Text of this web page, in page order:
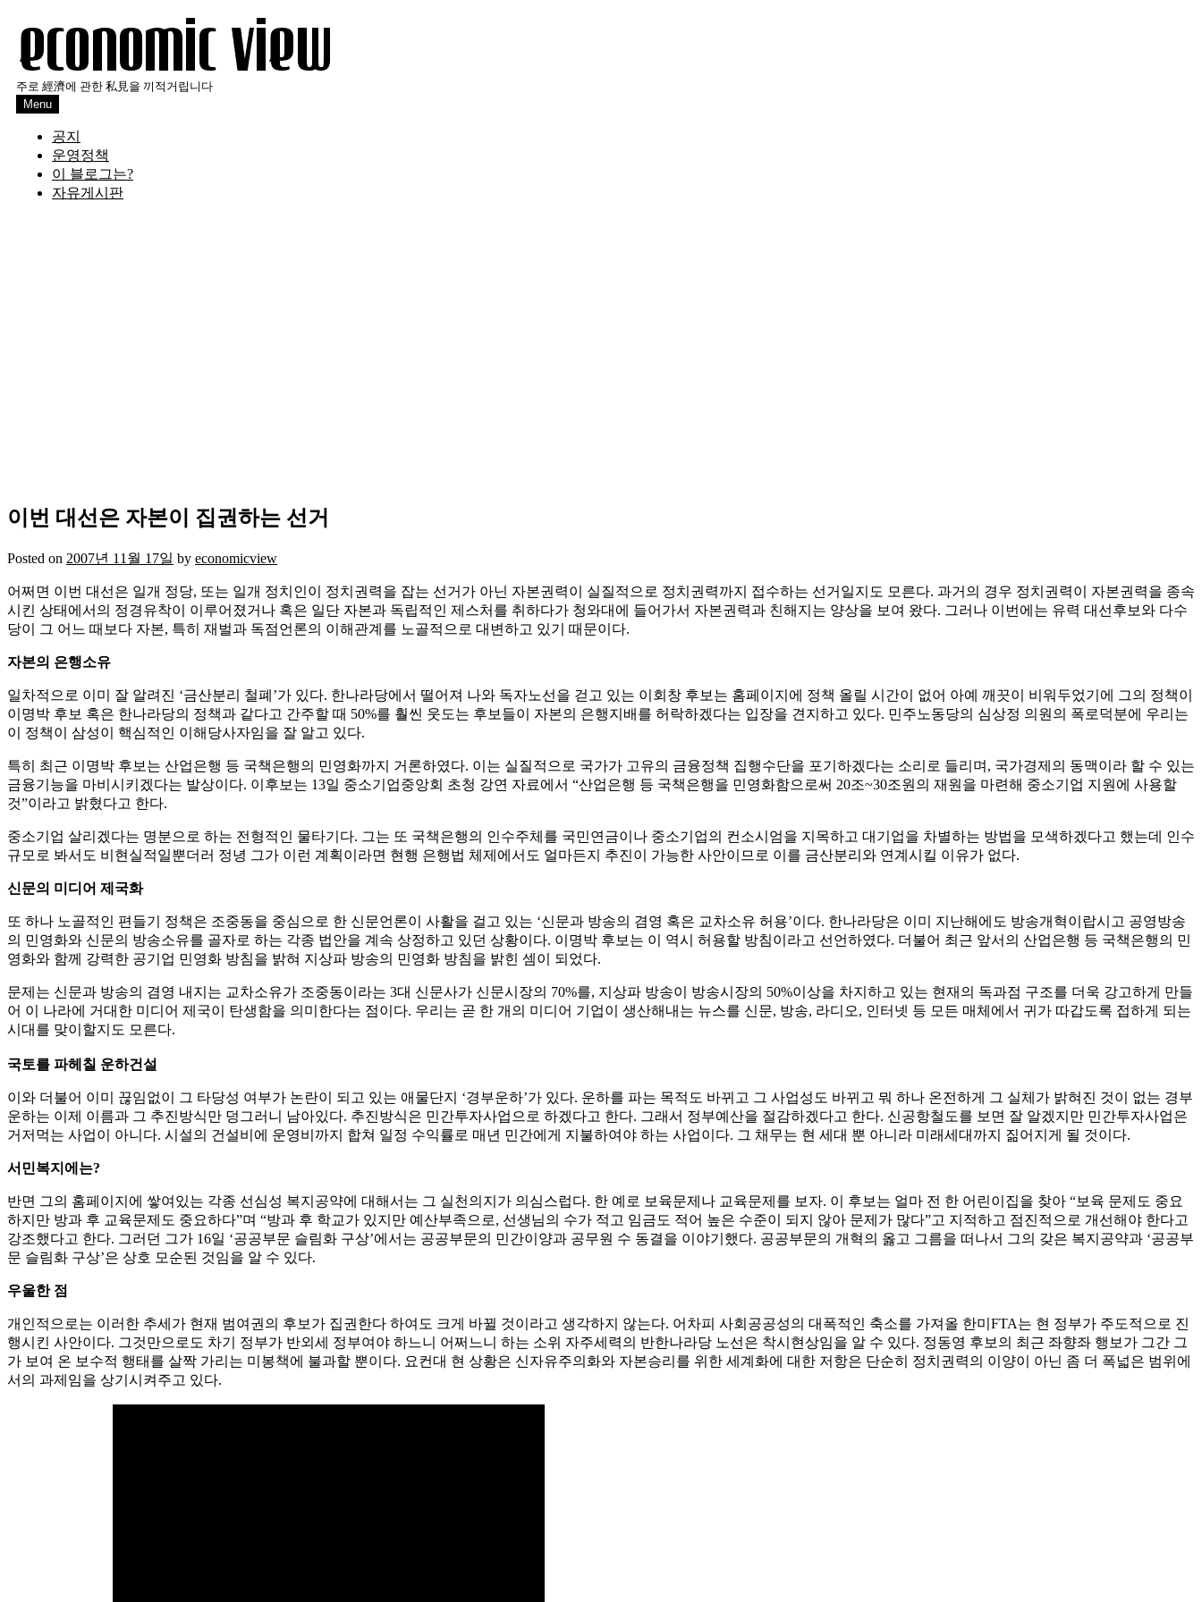
주로 經濟에 관한 私見을 끼적거립니다
Menu
공지
운영정책
이 블로그는?
자유게시판
이번 대선은 자본이 집권하는 선거
Posted on 2007년 11월 17일 by economicview
어쩌면 이번 대선은 일개 정당, 또는 일개 정치인이 정치권력을 잡는 선거가 아닌 자본권력이 실질적으로 정치권력까지 접수하는 선거일지도 모른다. 과거의 경우 정치권력이 자본권력을 종속
시킨 상태에서의 정경유착이 이루어졌거나 혹은 일단 자본과 독립적인 제스처를 취하다가 청와대에 들어가서 자본권력과 친해지는 양상을 보여 왔다. 그러나 이번에는 유력 대선후보와 다수
당이 그 어느 때보다 자본, 특히 재벌과 독점언론의 이해관계를 노골적으로 대변하고 있기 때문이다.
자본의 은행소유
일차적으로 이미 잘 알려진 ‘금산분리 철폐’가 있다. 한나라당에서 떨어져 나와 독자노선을 걷고 있는 이회창 후보는 홈페이지에 정책 올릴 시간이 없어 아예 깨끗이 비워두었기에 그의 정책이
이명박 후보 혹은 한나라당의 정책과 같다고 간주할 때 50%를 훨씬 웃도는 후보들이 자본의 은행지배를 허락하겠다는 입장을 견지하고 있다. 민주노동당의 심상정 의원의 폭로덕분에 우리는
이 정책이 삼성이 핵심적인 이해당사자임을 잘 알고 있다.
특히 최근 이명박 후보는 산업은행 등 국책은행의 민영화까지 거론하였다. 이는 실질적으로 국가가 고유의 금융정책 집행수단을 포기하겠다는 소리로 들리며, 국가경제의 동맥이라 할 수 있는
금융기능을 마비시키겠다는 발상이다. 이후보는 13일 중소기업중앙회 초청 강연 자료에서 “산업은행 등 국책은행을 민영화함으로써 20조~30조원의 재원을 마련해 중소기업 지원에 사용할
것”이라고 밝혔다고 한다.
중소기업 살리겠다는 명분으로 하는 전형적인 물타기다. 그는 또 국책은행의 인수주체를 국민연금이나 중소기업의 컨소시엄을 지목하고 대기업을 차별하는 방법을 모색하겠다고 했는데 인수
규모로 봐서도 비현실적일뿐더러 정녕 그가 이런 계획이라면 현행 은행법 체제에서도 얼마든지 추진이 가능한 사안이므로 이를 금산분리와 연계시킬 이유가 없다.
신문의 미디어 제국화
또 하나 노골적인 편들기 정책은 조중동을 중심으로 한 신문언론이 사활을 걸고 있는 ‘신문과 방송의 겸영 혹은 교차소유 허용’이다. 한나라당은 이미 지난해에도 방송개혁이랍시고 공영방송
의 민영화와 신문의 방송소유를 골자로 하는 각종 법안을 계속 상정하고 있던 상황이다. 이명박 후보는 이 역시 허용할 방침이라고 선언하였다. 더불어 최근 앞서의 산업은행 등 국책은행의 민
영화와 함께 강력한 공기업 민영화 방침을 밝혀 지상파 방송의 민영화 방침을 밝힌 셈이 되었다.
문제는 신문과 방송의 겸영 내지는 교차소유가 조중동이라는 3대 신문사가 신문시장의 70%를, 지상파 방송이 방송시장의 50%이상을 차지하고 있는 현재의 독과점 구조를 더욱 강고하게 만들
어 이 나라에 거대한 미디어 제국이 탄생함을 의미한다는 점이다. 우리는 곧 한 개의 미디어 기업이 생산해내는 뉴스를 신문, 방송, 라디오, 인터넷 등 모든 매체에서 귀가 따갑도록 접하게 되는
시대를 맞이할지도 모른다.
국토를 파헤칠 운하건설
이와 더불어 이미 끊임없이 그 타당성 여부가 논란이 되고 있는 애물단지 ‘경부운하’가 있다. 운하를 파는 목적도 바뀌고 그 사업성도 바뀌고 뭐 하나 온전하게 그 실체가 밝혀진 것이 없는 경부
운하는 이제 이름과 그 추진방식만 덩그러니 남아있다. 추진방식은 민간투자사업으로 하겠다고 한다. 그래서 정부예산을 절감하겠다고 한다. 신공항철도를 보면 잘 알겠지만 민간투자사업은
거저먹는 사업이 아니다. 시설의 건설비에 운영비까지 합쳐 일정 수익률로 매년 민간에게 지불하여야 하는 사업이다. 그 채무는 현 세대 뿐 아니라 미래세대까지 짊어지게 될 것이다.
서민복지에는?
반면 그의 홈페이지에 쌓여있는 각종 선심성 복지공약에 대해서는 그 실천의지가 의심스럽다. 한 예로 보육문제나 교육문제를 보자. 이 후보는 얼마 전 한 어린이집을 찾아 “보육 문제도 중요
하지만 방과 후 교육문제도 중요하다”며 “방과 후 학교가 있지만 예산부족으로, 선생님의 수가 적고 임금도 적어 높은 수준이 되지 않아 문제가 많다”고 지적하고 점진적으로 개선해야 한다고
강조했다고 한다. 그러던 그가 16일 ‘공공부문 슬림화 구상’에서는 공공부문의 민간이양과 공무원 수 동결을 이야기했다. 공공부문의 개혁의 옳고 그름을 떠나서 그의 갖은 복지공약과 ‘공공부
문 슬림화 구상’은 상호 모순된 것임을 알 수 있다.
우울한 점
개인적으로는 이러한 추세가 현재 범여권의 후보가 집권한다 하여도 크게 바뀔 것이라고 생각하지 않는다. 어차피 사회공공성의 대폭적인 축소를 가져올 한미FTA는 현 정부가 주도적으로 진
행시킨 사안이다. 그것만으로도 차기 정부가 반외세 정부여야 하느니 어쩌느니 하는 소위 자주세력의 반한나라당 노선은 착시현상임을 알 수 있다. 정동영 후보의 최근 좌향좌 행보가 그간 그
가 보여 온 보수적 행태를 살짝 가리는 미봉책에 불과할 뿐이다. 요컨대 현 상황은 신자유주의화와 자본승리를 위한 세계화에 대한 저항은 단순히 정치권력의 이양이 아닌 좀 더 폭넓은 범위에
서의 과제임을 상기시켜주고 있다.